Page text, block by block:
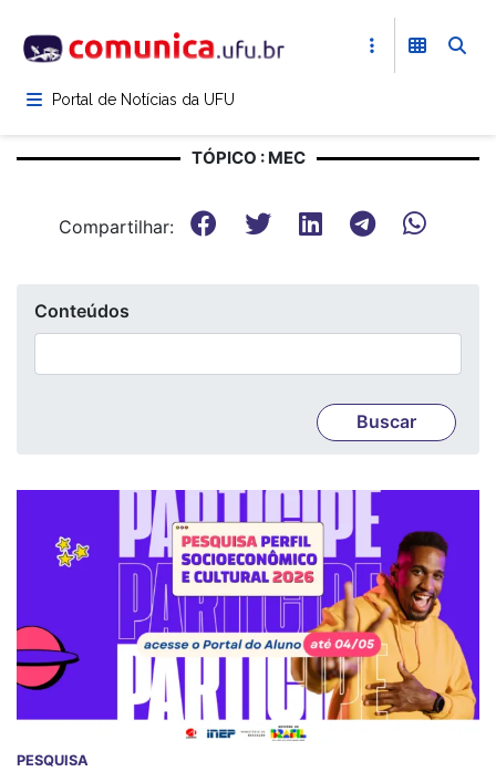
para
conteúdoPortal de Notícias da UFU
TÓPICO : MEC
Compartilhar:
Conteúdos
PESQUISA